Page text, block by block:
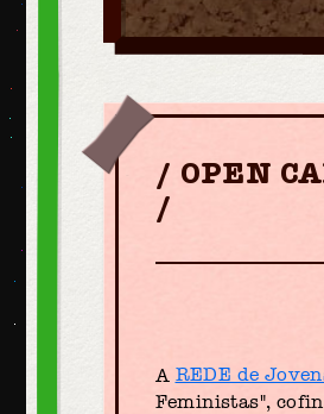
OPEN
A REDE de
Feministas",